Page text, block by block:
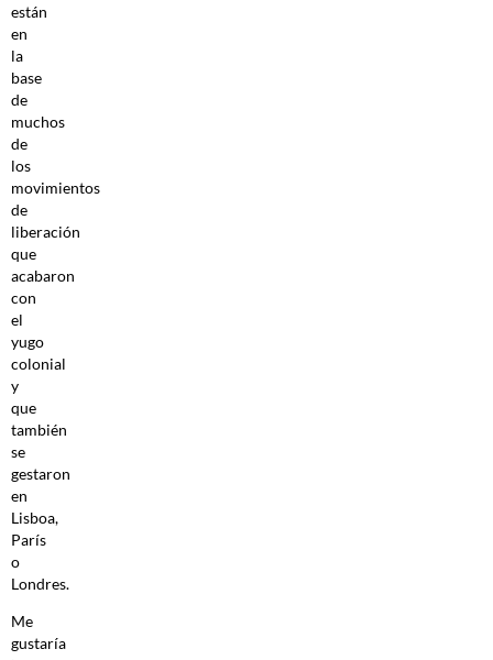
están
en
la
base
de
muchos
de
los
movimientos
de
liberación
que
acabaron
con
el
yugo
colonial
y
que
también
se
gestaron
en
Lisboa,
París
o
Londres.
Me
gustaría